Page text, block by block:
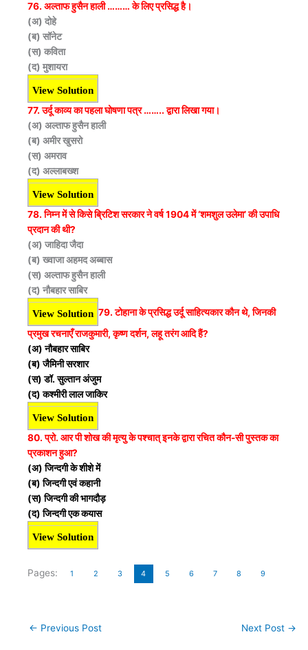
76. अल्ताफ हुसैन हाली ……… के लिए प्रसिद्ध है।
(अ) दोहे
(ब) सॉनेट
(स) कविता
(द) मुशायरा
View Solution
77. उर्दू काव्य का पहला घोषणा पत्र …….. द्वारा लिखा गया।
(अ) अल्ताफ हुसैन हाली
(ब) अमीर खुसरो
(स) अमराव
(द) अल्लाबख्श
View Solution
78. निम्न में से किसे ब्रिटिश सरकार ने वर्ष 1904 में ‘शमशुल उलेमा’ की उपाधि
प्रदान की थी?
(अ) जाहिदा जैदा
(ब) ख्वाजा अहमद अब्बास
(स) अल्ताफ हुसैन हाली
(द) नौबहार साबिर
View Solution 79. टोहाना के प्रसिद्ध उर्दू साहित्यकार कौन थे, जिनकी
प्रमुख रचनाएँ राजकुमारी, कृष्ण दर्शन, लहू तरंग आदि हैं?
(अ) नौबहार साबिर
(ब) जैमिनी सरशार
(स) डॉ. सुल्तान अंजुम
(द) कश्मीरी लाल जाकिर
View Solution
80. प्रो. आर पी शोख की मृत्यु के पश्चात् इनके द्वारा रचित कौन-सी पुस्तक का
प्रकाशन हुआ?
(अ) जिन्दगी के शीशे में
(ब) जिन्दगी एवं कहानी
(स) जिन्दगी की भागदौड़
(द) जिन्दगी एक कयास
View Solution
Pages: 1 2 3 4 5 6 7 8 9
← Previous Post Next Post →